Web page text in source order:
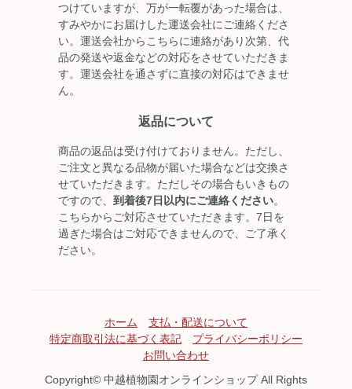
つけていますが、万が一転覆があった場合は、
すみやかにお届けした運送会社にご連絡くださ
い。運送会社からこちらに連絡があり次第、代
品の発送や返金などの対応をさせていただきま
す。運送会社を通さずに直接の対応はできませ
ん。
返品について
商品の返品は受け付けておりません。ただし、
ご注文と異なる品物が届いた場合などは交換さ
せていただきます。ただしその場合もいきもの
ですので、 到着後7日以内にご連絡ください。
こちらからご対応させていただきます。7日を
過ぎた場合はご対応できませんので、ご了承く
ださい。
ホーム
支払・配送について
特定商取引法に基づく表記
プライバシーポリシー
お問い合わせ
Copyright© 中越植物園オンラインショップ All Rights